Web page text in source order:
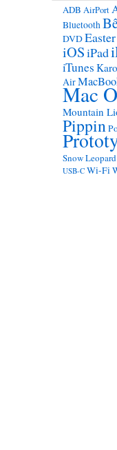
ADB AirPort
Bluetooth
DVD
iOSiPad
iTunes
Air
Mac
Mountain
Pippin
Snow Leopard
USB-C Wi-Fi